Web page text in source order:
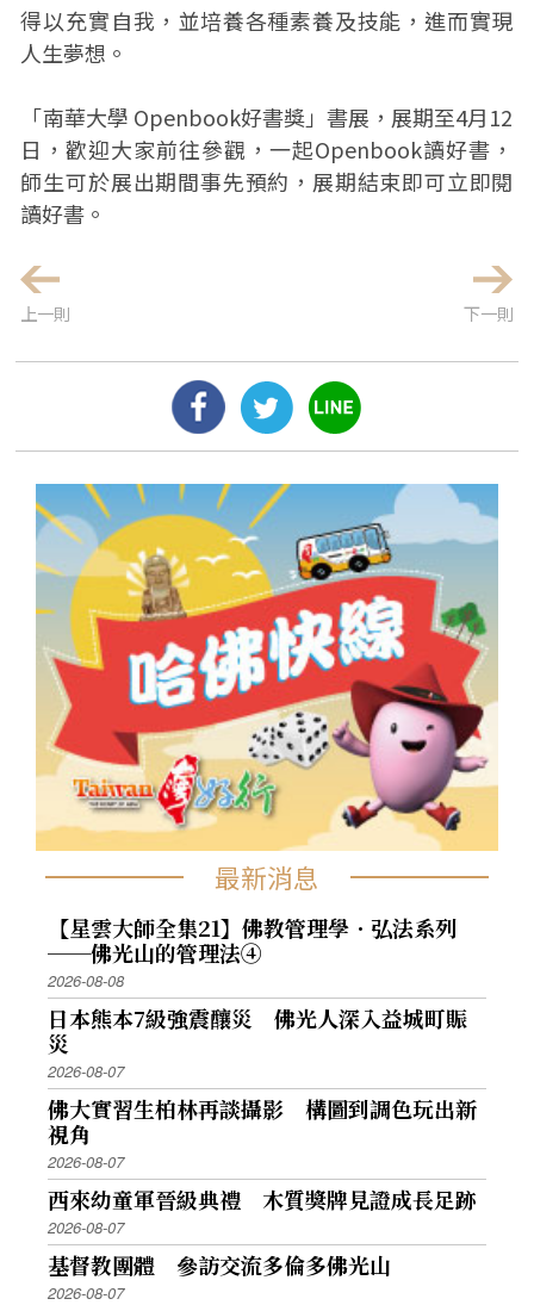
得以充實自我，並培養各種素養及技能，進而實現
人生夢想。
「南華大學 Openbook好書獎」書展，展期至4月12
日，歡迎大家前往參觀，一起Openbook讀好書，
師生可於展出期間事先預約，展期結束即可立即閱
讀好書。
上一則 下一則
最新消息
【星雲大師全集21】佛教管理學．弘法系列
──佛光山的管理法④
2026-08-08
日本熊本7級強震釀災 佛光人深入益城町賑
災
2026-08-07
佛大實習生柏林再談攝影 構圖到調色玩出新
視角
2026-08-07
西來幼童軍晉級典禮 木質獎牌見證成長足跡
2026-08-07
基督教團體 參訪交流多倫多佛光山
2026-08-07